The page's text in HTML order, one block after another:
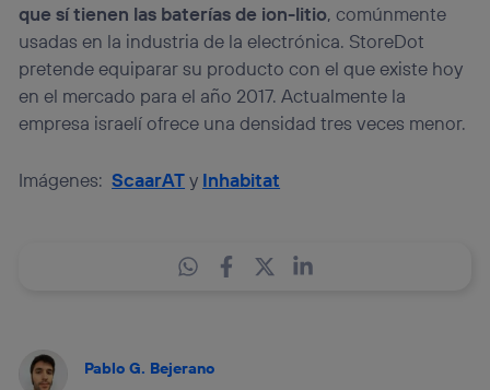
que sí tienen las baterías de ion-litio, comúnmente
usadas en la industria de la electrónica. StoreDot
pretende equiparar su producto con el que existe hoy
en el mercado para el año 2017. Actualmente la
empresa israelí ofrece una densidad tres veces menor.
Imágenes:ScaarATy Inhabitat
Pablo G. Bejerano